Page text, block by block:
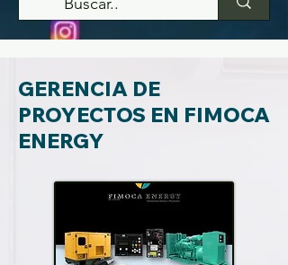
GERENCIA DE
PROYECTOS EN FIMOCA
ENERGY